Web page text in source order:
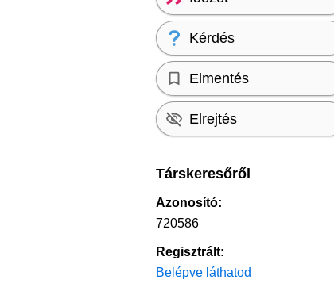
Kérdés
Elmentés
Elrejtés
Társkeresőről
Azonosító:
720586
Regisztrált:
Belépve láthatod